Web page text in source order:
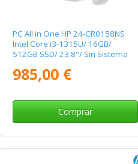
PC All in One HP 24-CR0158NS
Intel Core i3-1315U/ 16GB/
512GB SSD/ 23.8"/ Sin Sistema
985,00 €
Comprar